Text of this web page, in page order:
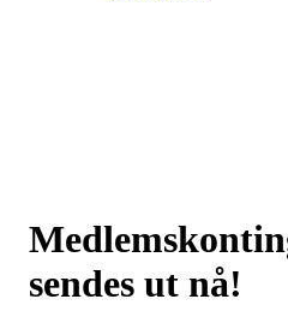
sendes ut nå!